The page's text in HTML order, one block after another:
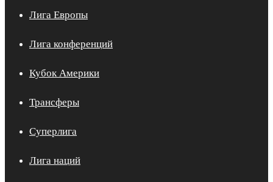
Лига Европы
Лига конференций
Кубок Америки
Трансферы
Суперлига
Лига наций